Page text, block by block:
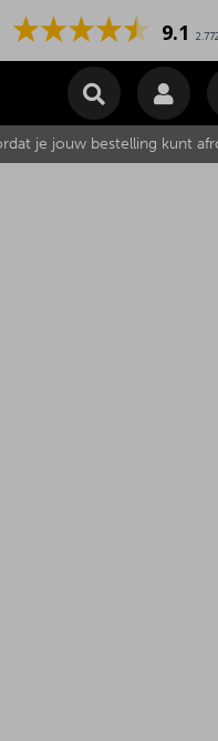
9.1
Subtotaal €
je jouw bestelling kunt